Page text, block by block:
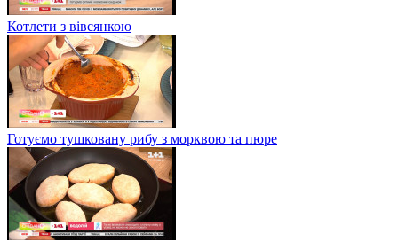
Котлети з вівсянкою
Готуємо тушковану рибу з морквою та пюре